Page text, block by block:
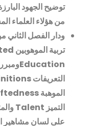
توضيح الجهود
من هؤلاء العلماء
ودار الفصل
تربية الموهوبين
Education
التعريفات
الموهبة
التميز
على لسان مشاهير